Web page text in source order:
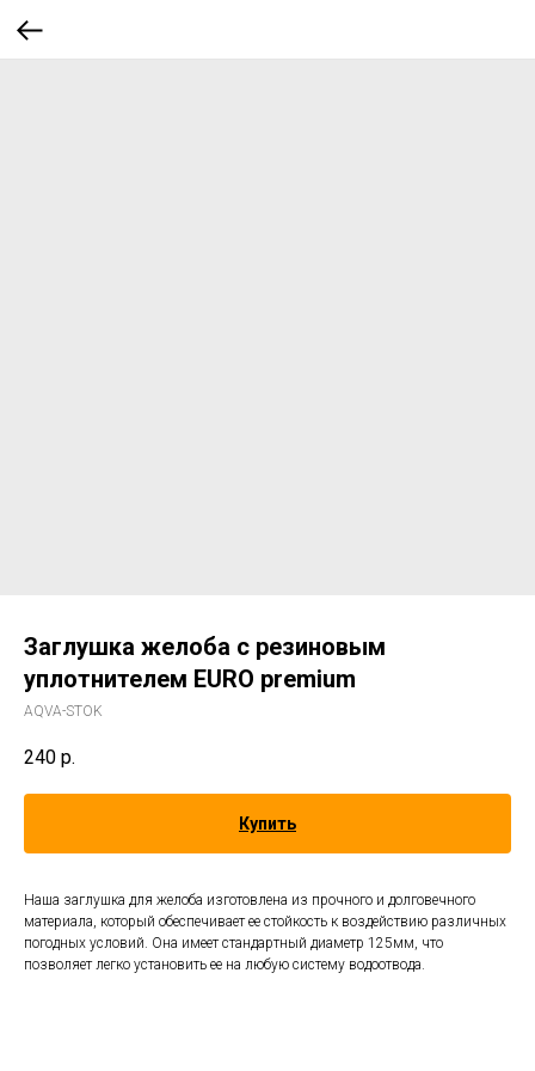
Заглушка желоба с резиновым
уплотнителем EURO premium
AQVA-STOK
240 р.
Купить
Наша заглушка для желоба изготовлена из прочного и долговечного
материала, который обеспечивает ее стойкость к воздействию различных
погодных условий. Она имеет стандартный диаметр 125мм, что
позволяет легко установить ее на любую систему водоотвода.